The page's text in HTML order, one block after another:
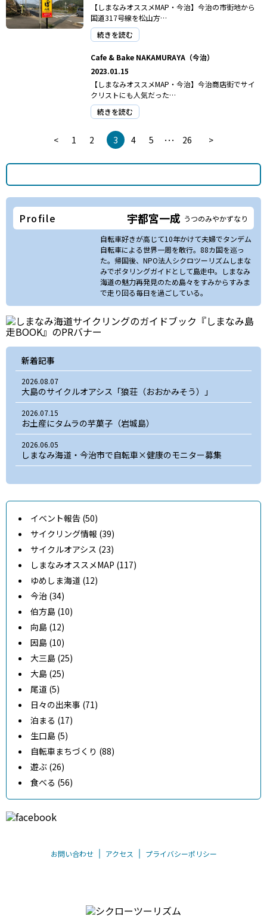
【しまなみオススメMAP・今治】今治の市街地から
国道317号線を松山方…
続きを読む
Cafe & Bake NAKAMURAYA（今治）
2023.01.15
【しまなみオススメMAP・今治】今治商店街でサイ
クリストにも人気だった…
続きを読む
< 1 2 3 4 5 … 26 >
Profile 宇都宮一成 うつのみやかずなり
自転車好きが高じて10年かけて夫婦でタンデム
自転車による世界一周を敢行。88カ国を巡っ
た。帰国後、NPO法人シクロツーリズムしまな
みでポタリングガイドとして島走中。しまなみ
海道の魅力再発見のため島々をすみからすみま
で走り回る毎日を過ごしている。
新着記事
2026.08.07
大島のサイクルオアシス「狼荘（おおかみそう）」
2026.07.15
お土産にタムラの芋菓子（岩城島）
2026.06.05
しまなみ海道・今治市で自転車×健康のモニター募集
イベント報告 (50)
サイクリング情報 (39)
サイクルオアシス (23)
しまなみオススメMAP (117)
ゆめしま海道 (12)
今治 (34)
伯方島 (10)
向島 (12)
因島 (10)
大三島 (25)
大島 (25)
尾道 (5)
日々の出来事 (71)
泊まる (17)
生口島 (5)
自転車まちづくり (88)
遊ぶ (26)
食べる (56)
お問い合わせ アクセス プライバシーポリシー